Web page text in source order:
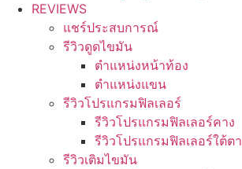
REVIEWS
แชร์ประสบการณ์
รีวิวดูดไขมัน
ตำแหน่งหน้าท้อง
ตำแหน่งแขน
รีวิวโปรแกรมฟิลเลอร์
รีวิวโปรแกรมฟิลเลอร์คาง
รีวิวโปรแกรมฟิลเลอร์ใต้ตา
รีวิวเติมไขมัน